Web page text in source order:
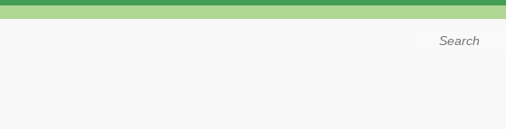
Search